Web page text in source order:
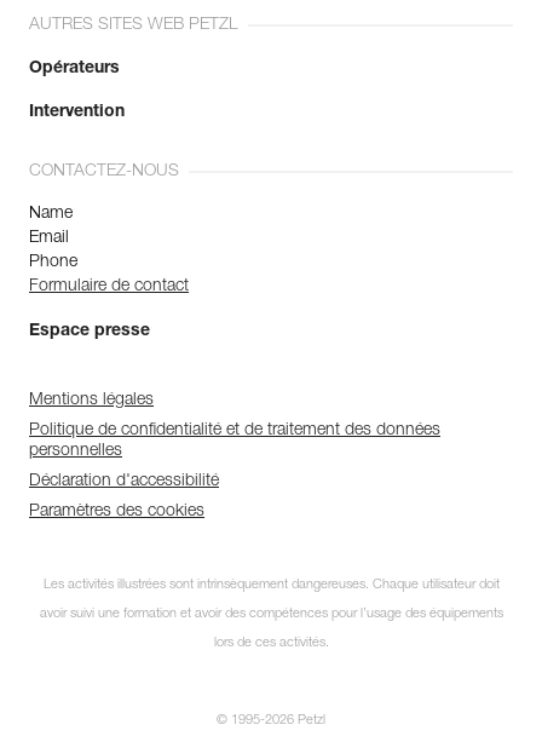
AUTRES SITES WEB PETZL
Opérateurs
Intervention
CONTACTEZ-NOUS
Name
Email
Phone
Formulaire de contact
Espace presse
Mentions légales
Politique de confidentialité et de traitement des données
personnelles
Déclaration d'accessibilité
Paramètres des cookies
Les activités illustrées sont intrinsèquement dangereuses. Chaque utilisateur doit
avoir suivi une formation et avoir des compétences pour l’usage des équipements
lors de ces activités.
© 1995-2026 Petzl